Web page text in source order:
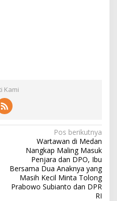
Kami
Pos berikutnya
Wartawan di Medan
Nangkap Maling Masuk
Penjara dan DPO, Ibu
Bersama Dua Anaknya yang
Masih Kecil Minta Tolong
Prabowo Subianto dan DPR
RI